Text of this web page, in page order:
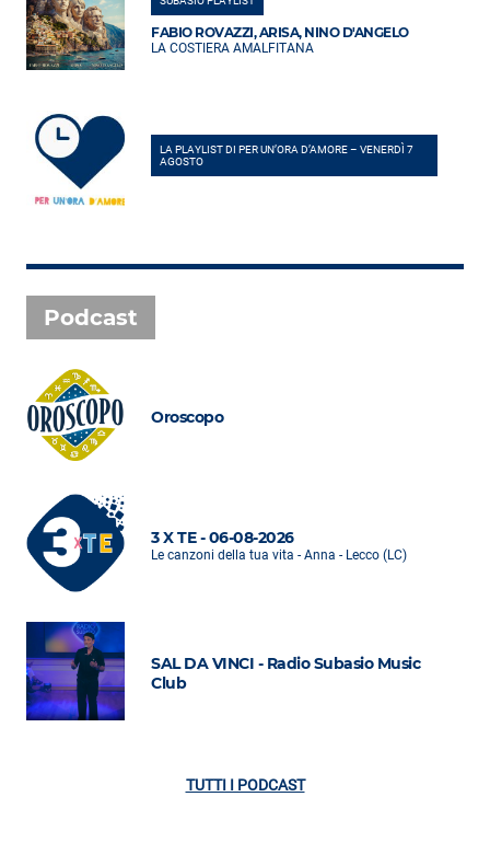
FABIO ROVAZZI, ARISA, NINO D'ANGELO
LA COSTIERA AMALFITANA
LA PLAYLIST DI PER UN’ORA D’AMORE – VENERDÌ 7
AGOSTO
Podcast
Oroscopo
3 X TE - 06-08-2026
Le canzoni della tua vita - Anna - Lecco (LC)
SAL DA VINCI - Radio Subasio Music
Club
TUTTI I PODCAST